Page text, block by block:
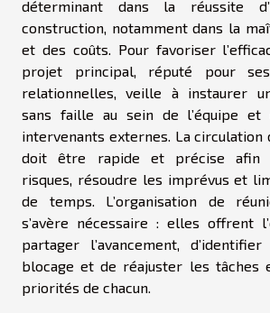
déterminant dans la réussite
construction, notamment dans la
et des coûts. Pour favoriser
projet principal, réputé pour ses
relationnelles, veille à instaurer
sans faille au sein de l’équipe
intervenants externes. La circulation
doit être rapide et précise afin
risques, résoudre les imprévus et
de temps. L’organisation de
s’avère nécessaire : elles offrent
partager l’avancement,
blocage et de réajuster les tâches
priorités de chacun.